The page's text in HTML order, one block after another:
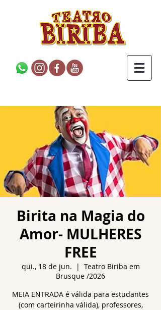
Birita na Magia do
Amor- MULHERES
FREE
qui., 18 de jun.
  |
Teatro Biriba em
Brusque /2026
MEIA ENTRADA é válida para estudantes
(com carteirinha válida), professores,